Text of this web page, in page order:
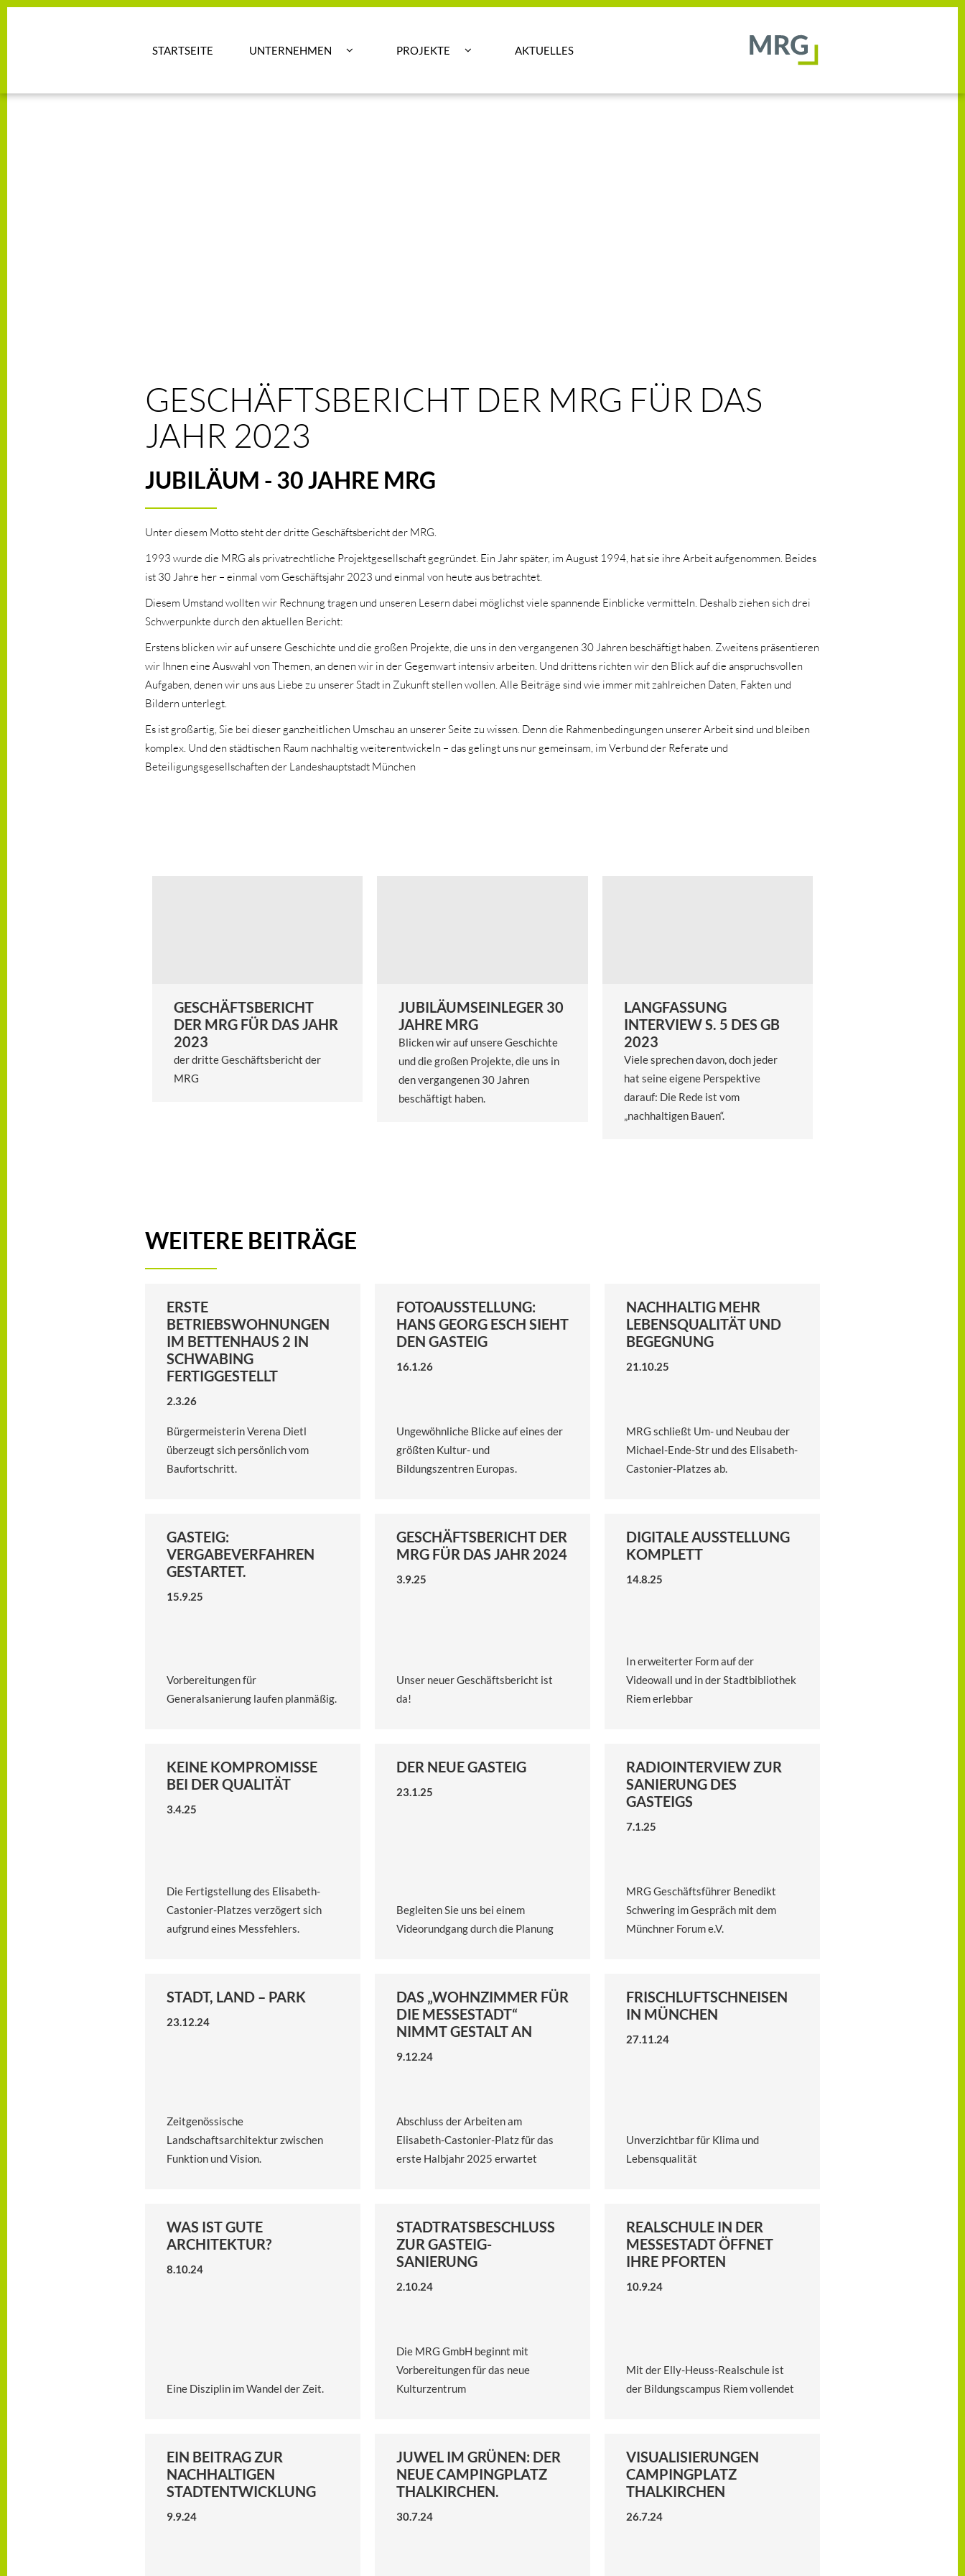
STARTSEITE UNTERNEHMEN  PROJEKTE  AKTUELLES
GESCHÄFTSBERICHT DER MRG FÜR DAS
JAHR 2023
JUBILÄUM - 30 JAHRE MRG
Unter diesem Motto steht der dritte Geschäftsbericht der MRG.
1993 wurde die MRG als privatrechtliche Projektgesellschaft gegründet. Ein Jahr später, im August 1994, hat sie ihre Arbeit aufgenommen. Beides
ist 30 Jahre her – einmal vom Geschäftsjahr 2023 und einmal von heute aus betrachtet.
Diesem Umstand wollten wir Rechnung tragen und unseren Lesern dabei möglichst viele spannende Einblicke vermitteln. Deshalb ziehen sich drei
Schwerpunkte durch den aktuellen Bericht:
Erstens blicken wir auf unsere Geschichte und die großen Projekte, die uns in den vergangenen 30 Jahren beschäftigt haben. Zweitens präsentieren
wir Ihnen eine Auswahl von Themen, an denen wir in der Gegenwart intensiv arbeiten. Und drittens richten wir den Blick auf die anspruchsvollen
Aufgaben, denen wir uns aus Liebe zu unserer Stadt in Zukunft stellen wollen. Alle Beiträge sind wie immer mit zahlreichen Daten, Fakten und
Bildern unterlegt.
Es ist großartig, Sie bei dieser ganzheitlichen Umschau an unserer Seite zu wissen. Denn die Rahmenbedingungen unserer Arbeit sind und bleiben
komplex. Und den städtischen Raum nachhaltig weiterentwickeln – das gelingt uns nur gemeinsam, im Verbund der Referate und
Beteiligungsgesellschaften der Landeshauptstadt München
GESCHÄFTSBERICHT
DER MRG FÜR DAS JAHR
2023
der dritte Geschäftsbericht der
MRG
JUBILÄUMSEINLEGER 30
JAHRE MRG
Blicken wir auf unsere Geschichte
und die großen Projekte, die uns in
den vergangenen 30 Jahren
beschäftigt haben.
LANGFASSUNG
INTERVIEW S. 5 DES GB
2023
Viele sprechen davon, doch jeder
hat seine eigene Perspektive
darauf: Die Rede ist vom
„nachhaltigen Bauen“.
WEITERE BEITRÄGE
ERSTE
BETRIEBSWOHNUNGEN
IM BETTENHAUS 2 IN
SCHWABING
FERTIGGESTELLT
2.3.26
Bürgermeisterin Verena Dietl
überzeugt sich persönlich vom
Baufortschritt.
FOTOAUSSTELLUNG:
HANS GEORG ESCH SIEHT
DEN GASTEIG
16.1.26
Ungewöhnliche Blicke auf eines der
größten Kultur- und
Bildungszentren Europas.
NACHHALTIG MEHR
LEBENSQUALITÄT UND
BEGEGNUNG
21.10.25
MRG schließt Um- und Neubau der
Michael-Ende-Str und des Elisabeth-
Castonier-Platzes ab.
GASTEIG:
VERGABEVERFAHREN
GESTARTET.
15.9.25
Vorbereitungen für
Generalsanierung laufen planmäßig.
GESCHÄFTSBERICHT DER
MRG FÜR DAS JAHR 2024
3.9.25
Unser neuer Geschäftsbericht ist
da!
DIGITALE AUSSTELLUNG
KOMPLETT
14.8.25
In erweiterter Form auf der
Videowall und in der Stadtbibliothek
Riem erlebbar
KEINE KOMPROMISSE
BEI DER QUALITÄT
3.4.25
Die Fertigstellung des Elisabeth-
Castonier-Platzes verzögert sich
aufgrund eines Messfehlers.
DER NEUE GASTEIG
23.1.25
Begleiten Sie uns bei einem
Videorundgang durch die Planung
RADIOINTERVIEW ZUR
SANIERUNG DES
GASTEIGS
7.1.25
MRG Geschäftsführer Benedikt
Schwering im Gespräch mit dem
Münchner Forum e.V.
STADT, LAND – PARK
23.12.24
Zeitgenössische
Landschaftsarchitektur zwischen
Funktion und Vision.
DAS „WOHNZIMMER FÜR
DIE MESSESTADT“
NIMMT GESTALT AN
9.12.24
Abschluss der Arbeiten am
Elisabeth-Castonier-Platz für das
erste Halbjahr 2025 erwartet
FRISCHLUFTSCHNEISEN
IN MÜNCHEN
27.11.24
Unverzichtbar für Klima und
Lebensqualität
WAS IST GUTE
ARCHITEKTUR?
8.10.24
Eine Disziplin im Wandel der Zeit.
STADTRATSBESCHLUSS
ZUR GASTEIG-
SANIERUNG
2.10.24
Die MRG GmbH beginnt mit
Vorbereitungen für das neue
Kulturzentrum
REALSCHULE IN DER
MESSESTADT ÖFFNET
IHRE PFORTEN
10.9.24
Mit der Elly-Heuss-Realschule ist
der Bildungscampus Riem vollendet
EIN BEITRAG ZUR
NACHHALTIGEN
STADTENTWICKLUNG
9.9.24
JUWEL IM GRÜNEN: DER
NEUE CAMPINGPLATZ
THALKIRCHEN.
30.7.24
VISUALISIERUNGEN
CAMPINGPLATZ
THALKIRCHEN
26.7.24